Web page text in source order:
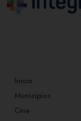
Inicio
Municipios
Cine